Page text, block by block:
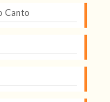
Canto